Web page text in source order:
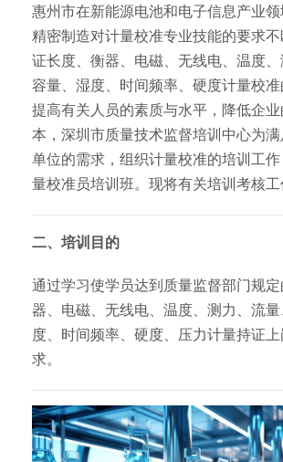
惠州市在新能源电池和电子信息产业领
精密制造对计量校准专业技能的要求
证长度、衡器、电磁、无线电、温度、
容量、湿度、时间频率、硬度计量校
提高有关人员的素质与水平，降低企
本，深圳市质量技术监督培训中心为
单位的需求，组织计量校准的培训工
量校准员培训班。现将有关培训考核工
二、培训目的
通过学习使学员达到质量监督部门规
器、电磁、无线电、温度、测力、流
度、时间频率、硬度、压力计量持证
求。